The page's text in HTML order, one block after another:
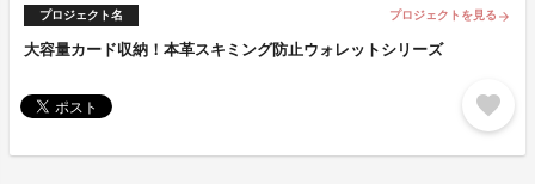
プロジェクト名 プロジェクトを見る arrow_forward
大容量カード収納！本革スキミング防止ウォレットシリーズ
favorite